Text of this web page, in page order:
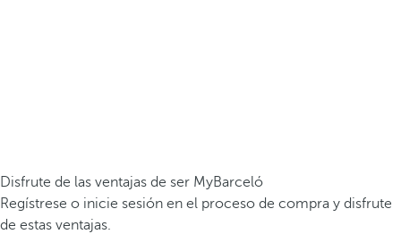
Disfrute de las ventajas de ser MyBarceló
Regístrese o inicie sesión en el proceso de compra y disfrute
de estas ventajas.